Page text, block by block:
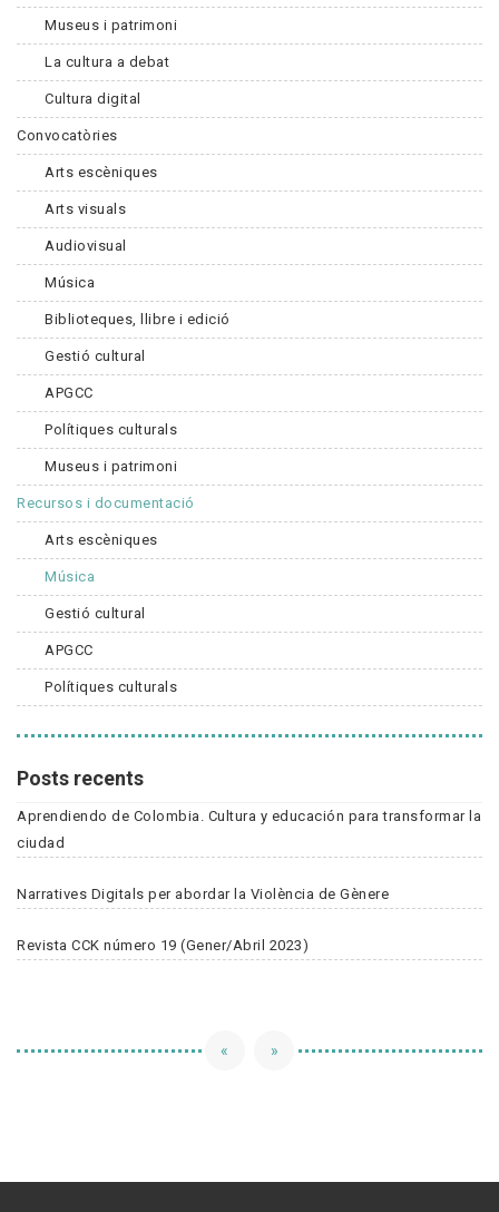
Museus i patrimoni
La cultura a debat
Cultura digital
Convocatòries
Arts escèniques
Arts visuals
Audiovisual
Música
Biblioteques, llibre i edició
Gestió cultural
APGCC
Polítiques culturals
Museus i patrimoni
Recursos i documentació
Arts escèniques
Música
Gestió cultural
APGCC
Polítiques culturals
Posts recents
Aprendiendo de Colombia. Cultura y educación para transformar la
ciudad
Narratives Digitals per abordar la Violència de Gènere
Revista CCK número 19 (Gener/Abril 2023)
« »